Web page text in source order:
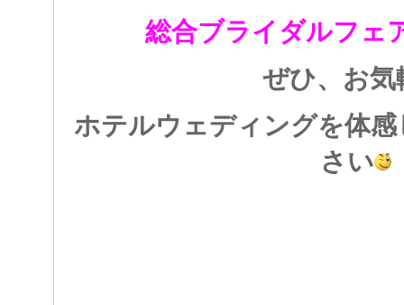
総合ブライダルフェ
ぜひ、お気
ホテルウェディングを体
さい